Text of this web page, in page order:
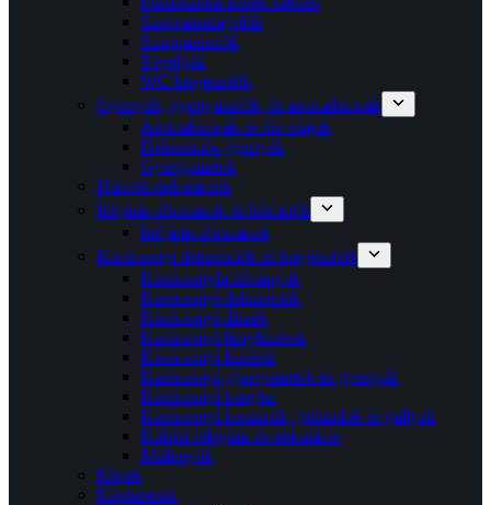
Szappanadagolók
Szappantartók
Tégelyek
WC kiegészítők
Gyertyák, gyertyatartók, és aromalámpák
Aromalámpák és illó olajok
Dekorációs gyertyák
Gyertyatartók
Húsvéti dekorációk
Időjárás állomások és hőmérők
Időjárás állomások
Karácsonyi dekorációk és kiegészítők
Karácsonyfa állványok
Karácsonyi dekorációk
Karácsonyi díszek
Karácsonyi fényfüzérek
Karácsonyi füzérek
Karácsonyi gyertyatartók és gyertyák
Karácsonyi konyha
Karácsonyi koszorúk, girlandok és gallyak
Kültéri világítás és dekoráció
Műfenyők
Képek
Képkeretek